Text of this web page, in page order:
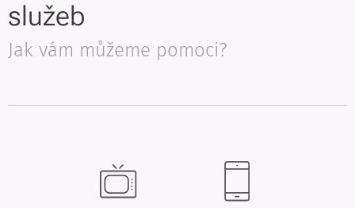
služeb
Jak vám můžeme pomoci?